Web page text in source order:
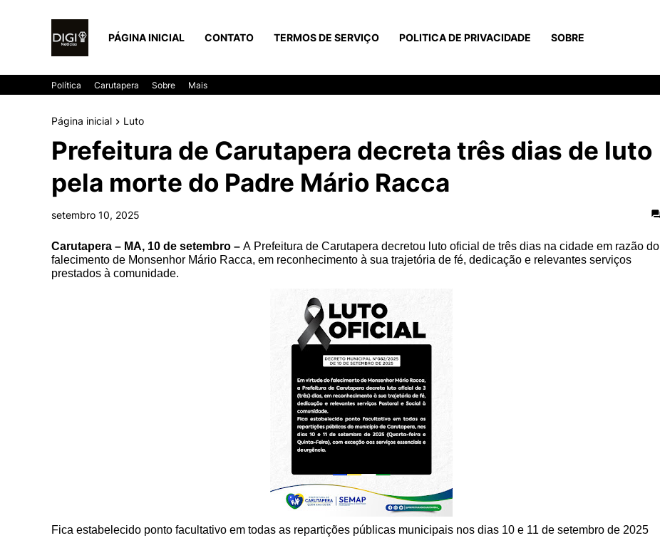
PÁGINA INICIAL CONTATO TERMOS DE SERVIÇO POLITICA DE PRIVACIDADE SOBRE
Política Carutapera Sobre Mais
Página inicial Luto
Prefeitura de Carutapera decreta três dias de luto
pela morte do Padre Mário Racca
setembro 10, 2025
Carutapera – MA, 10 de setembro – A Prefeitura de Carutapera decretou luto oficial de três dias na cidade em razão do
falecimento de Monsenhor Mário Racca, em reconhecimento à sua trajetória de fé, dedicação e relevantes serviços
prestados à comunidade.
Fica estabelecido ponto facultativo em todas as repartições públicas municipais nos dias 10 e 11 de setembro de 2025